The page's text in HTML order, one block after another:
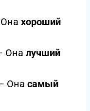
хороший
Она лучший
Она самый